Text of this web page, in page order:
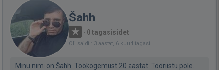
Šahh
· 0 tagasisidet
Oli saidil: 3 aastat, 6 kuud tagasi
Minu nimi on Šahh. Töökogemust 20 aastat. Tööriistu pole.